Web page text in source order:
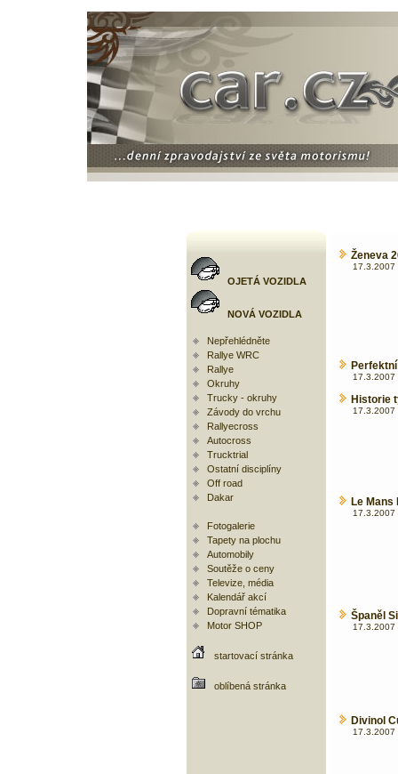
OJETÁ VOZIDLA
NOVÁ VOZIDLA
Nepřehlédněte
Rallye WRC
Rallye
Okruhy
Trucky - okruhy
Závody do vrchu
Rallyecross
Autocross
Trucktrial
Ostatní disciplíny
Off road
Dakar
Fotogalerie
Tapety na plochu
Automobily
Soutěže o ceny
Televize, média
Kalendář akcí
Dopravní tématika
Motor SHOP
startovací stránka
oblíbená stránka
Ženeva
17.3.2007
17.3.2007
Historie
17.3.2007
Le
17.3.2007
Španěl
17.3.2007
Divinol
17.3.2007